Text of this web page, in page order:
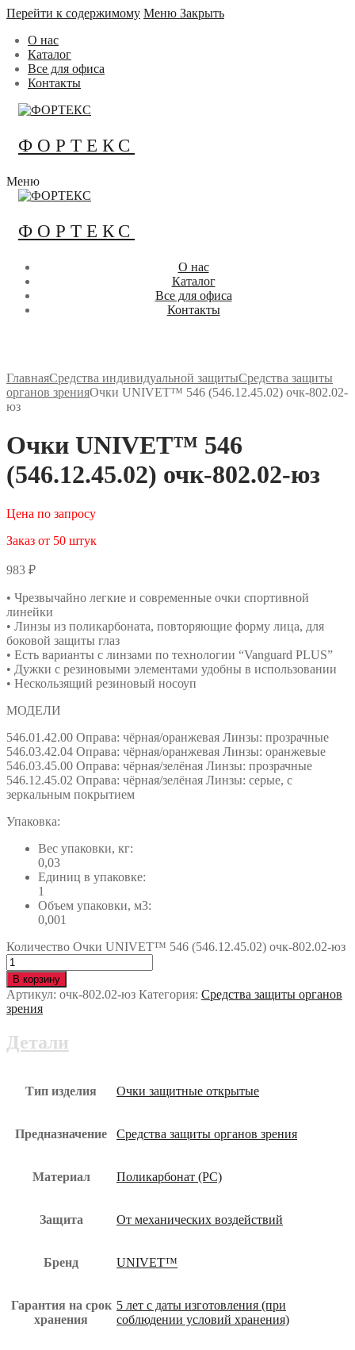
Перейти к содержимому Меню Закрыть
О нас
Каталог
Все для офиса
Контакты
ФОРТЕКС
Меню
ФОРТЕКС
О нас
Каталог
Все для офиса
Контакты
ГлавнаяСредства индивидуальной защитыСредства защиты
органов зренияОчки UNIVET™ 546 (546.12.45.02) очк-802.02-
юз
Очки UNIVET™ 546
(546.12.45.02) очк-802.02-юз
Цена по запросу
Заказ от 50 штук
983 ₽
• Чрезвычайно легкие и современные очки спортивной
линейки
• Линзы из поликарбоната, повторяющие форму лица, для
боковой защиты глаз
• Есть варианты с линзами по технологии “Vanguard PLUS”
• Дужки с резиновыми элементами удобны в использовании
• Нескользящий резиновый носоуп
МОДЕЛИ
546.01.42.00 Оправа: чёрная/оранжевая Линзы: прозрачные
546.03.42.04 Оправа: чёрная/оранжевая Линзы: оранжевые
546.03.45.00 Оправа: чёрная/зелёная Линзы: прозрачные
546.12.45.02 Оправа: чёрная/зелёная Линзы: серые, с
зеркальным покрытием
Упаковка:
Вес упаковки, кг:
0,03
Единиц в упаковке:
1
Объем упаковки, м3:
0,001
Количество Очки UNIVET™ 546 (546.12.45.02) очк-802.02-юз
В корзину
Артикул: очк-802.02-юз Категория: Средства защиты органов
зрения
Детали
Тип изделия Очки защитные открытые
Предназначение Средства защиты органов зрения
Материал Поликарбонат (РС)
Защита От механических воздействий
Бренд UNIVET™
Гарантия на срок
хранения
5 лет с даты изготовления (при
соблюдении условий хранения)